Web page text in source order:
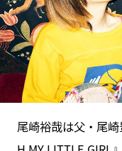
尾崎裕哉は父・尾